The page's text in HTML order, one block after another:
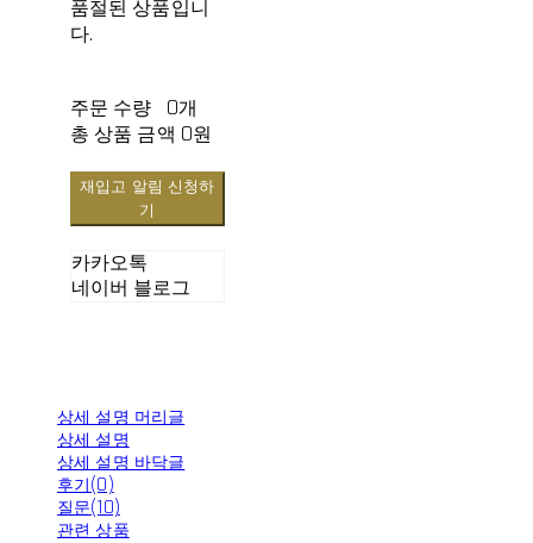
품절된 상품입니
다.
주문 수량
0개
총 상품 금액 0원
재입고 알림 신청하
기
카카오톡
네이버 블로그
상세 설명 머리글
상세 설명
상세 설명 바닥글
후기(0)
질문(10)
관련 상품